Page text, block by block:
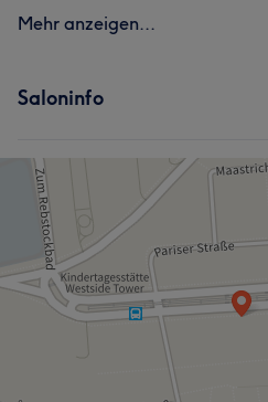
Mehr anzeigen...
Saloninfo